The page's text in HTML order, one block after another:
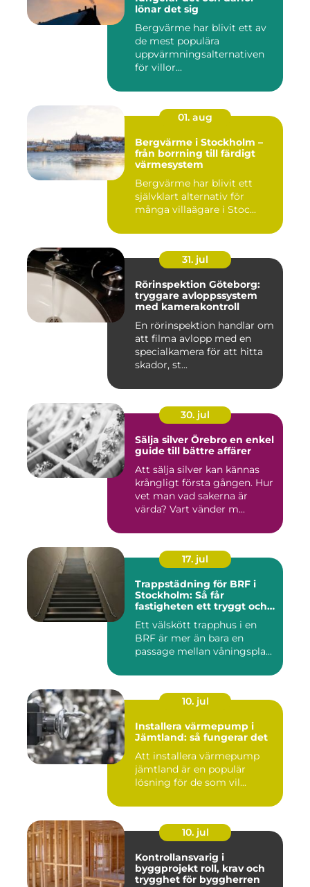
lönar det sig
Bergvärme har blivit ett av
de mest populära
uppvärmningsalternativen
för villor...
01. aug
Bergvärme i Stockholm –
från borrning till färdigt
värmesystem
Bergvärme har blivit ett
självklart alternativ för
många villaägare i Stoc...
31. jul
Rörinspektion Göteborg:
tryggare avloppssystem
med kamerakontroll
En rörinspektion handlar om
att filma avlopp med en
specialkamera för att hitta
skador, st...
30. jul
Sälja silver Örebro en enkel
guide till bättre affärer
Att sälja silver kan kännas
krångligt första gången. Hur
vet man vad sakerna är
värda? Vart vänder m...
17. jul
Trappstädning för BRF i
Stockholm: Så får
fastigheten ett tryggt och
Ett välskött trapphus i en
BRF är mer än bara en
passage mellan våningspla...
10. jul
Installera värmepump i
Jämtland: så fungerar det
Att installera värmepump
jämtland är en populär
lösning för de som vil...
10. jul
Kontrollansvarig i
byggprojekt roll, krav och
trygghet för byggherren